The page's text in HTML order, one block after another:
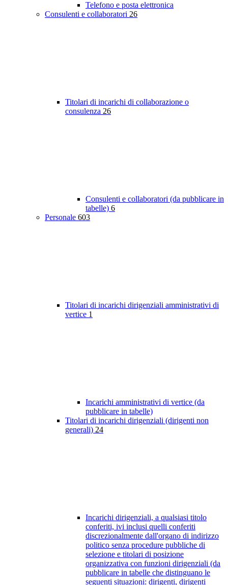
Telefono e posta elettronica
Consulenti e collaboratori 26
Titolari di incarichi di collaborazione o
consulenza 26
Consulenti e collaboratori (da pubblicare in
tabelle) 6
Personale 603
Titolari di incarichi dirigenziali amministrativi di
vertice 1
Incarichi amministrativi di vertice (da
pubblicare in tabelle)
Titolari di incarichi dirigenziali (dirigenti non
generali) 24
Incarichi dirigenziali, a qualsiasi titolo
conferiti, ivi inclusi quelli conferiti
discrezionalmente dall'organo di indirizzo
politico senza procedure pubbliche di
selezione e titolari di posizione
organizzativa con funzioni dirigenziali (da
pubblicare in tabelle che distinguano le
seguenti situazioni: dirigenti, dirigenti